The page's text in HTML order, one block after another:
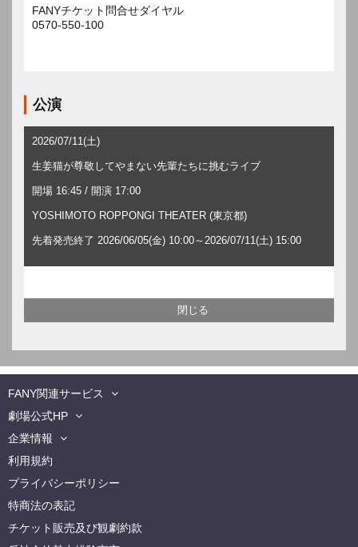
FANYチケット問合せダイヤル
0570-550-100
公演
2026/07/11(土)
生姜猫が尊敬してやまない先輩たちに挑むライブ
開場 16:45 / 開演 17:00
YOSHIMOTO ROPPONGI THEATER (東京都)
先着発売終了 2026/06/05(金) 10:00～2026/07/11(土) 15:00
FANY関連サービス
劇場公式HP
企業情報
利用規約
プライバシーポリシー
特商法の表記
チケット販売及び観劇約款